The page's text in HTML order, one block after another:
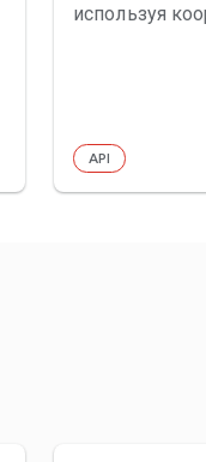
используя
API